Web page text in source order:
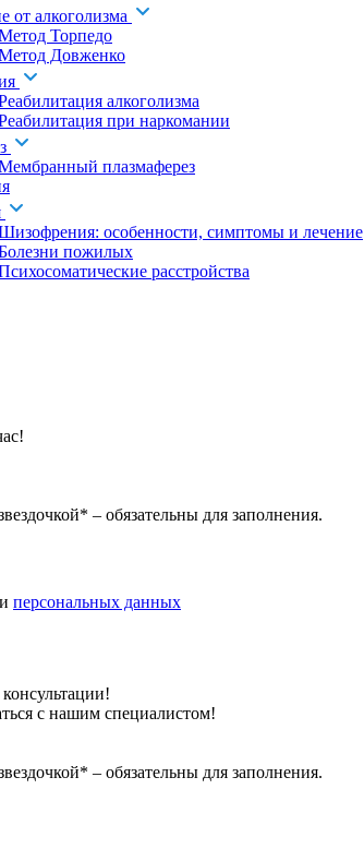
от алкоголизма
Торпедо
Довженко
алкоголизма
при наркомании
плазмаферез
особенности, симптомы и лечение
пожилых
расстройства
– обязательны для заполнения.
персональных данных
с нашим специалистом!
– обязательны для заполнения.